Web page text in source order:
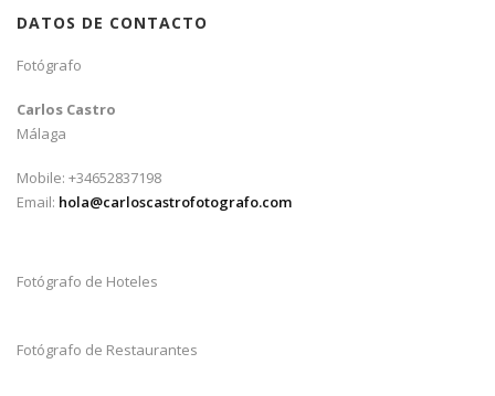
DATOS DE CONTACTO
Fotógrafo
Carlos Castro
Málaga
Mobile: +34652837198
Email: hola@carloscastrofotografo.com
Fotógrafo de Hoteles
Fotógrafo de Restaurantes